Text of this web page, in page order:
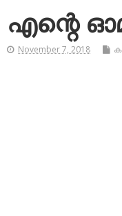
എന്റെ
November 7, 2018